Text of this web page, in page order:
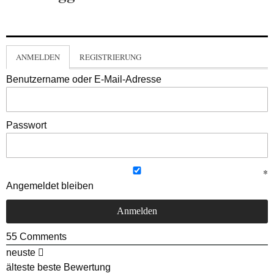
ANMELDEN REGISTRIERUNG
Benutzername oder E-Mail-Adresse
Passwort
Angemeldet bleiben
55 Comments
neuste
älteste beste Bewertung